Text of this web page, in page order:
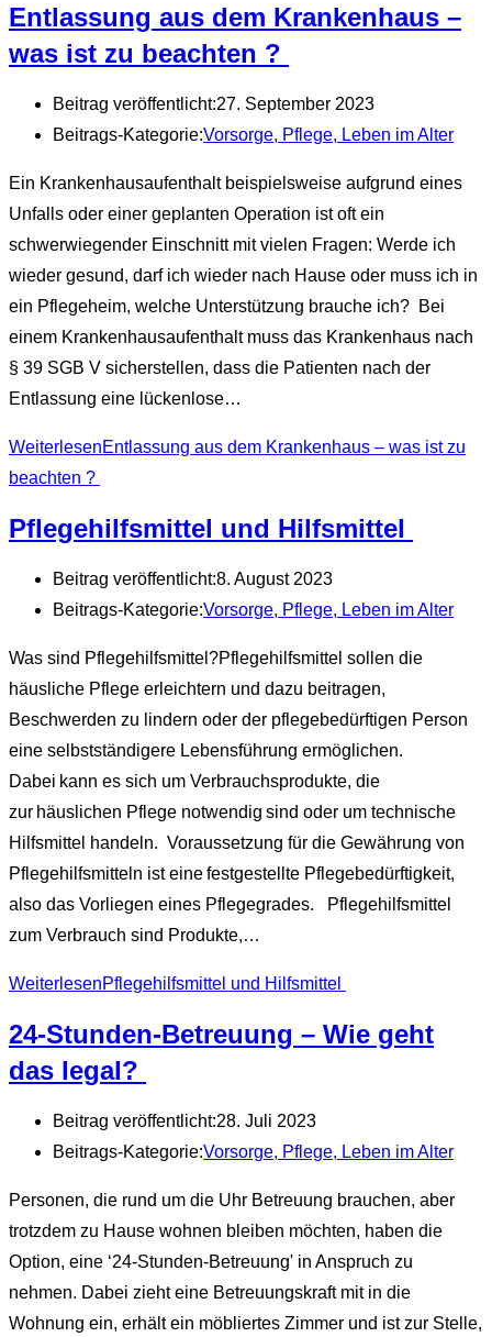
Entlassung aus dem Krankenhaus –
was ist zu beachten ?
Beitrag veröffentlicht:27. September 2023
Beitrags-Kategorie:Vorsorge, Pflege, Leben im Alter
Ein Krankenhausaufenthalt beispielsweise aufgrund eines
Unfalls oder einer geplanten Operation ist oft ein
schwerwiegender Einschnitt mit vielen Fragen: Werde ich
wieder gesund, darf ich wieder nach Hause oder muss ich in
ein Pflegeheim, welche Unterstützung brauche ich? Bei
einem Krankenhausaufenthalt muss das Krankenhaus nach
§ 39 SGB V sicherstellen, dass die Patienten nach der
Entlassung eine lückenlose…
WeiterlesenEntlassung aus dem Krankenhaus – was ist zu
beachten ?
Pflegehilfsmittel und Hilfsmittel
Beitrag veröffentlicht:8. August 2023
Beitrags-Kategorie:Vorsorge, Pflege, Leben im Alter
Was sind Pflegehilfsmittel?Pflegehilfsmittel sollen die
häusliche Pflege erleichtern und dazu beitragen,
Beschwerden zu lindern oder der pflegebedürftigen Person
eine selbstständigere Lebensführung ermöglichen.
Dabei kann es sich um Verbrauchsprodukte, die
zur häuslichen Pflege notwendig sind oder um technische
Hilfsmittel handeln. Voraussetzung für die Gewährung von
Pflegehilfsmitteln ist eine festgestellte Pflegebedürftigkeit,
also das Vorliegen eines Pflegegrades. Pflegehilfsmittel
zum Verbrauch sind Produkte,…
WeiterlesenPflegehilfsmittel und Hilfsmittel
24-Stunden-Betreuung – Wie geht
das legal?
Beitrag veröffentlicht:28. Juli 2023
Beitrags-Kategorie:Vorsorge, Pflege, Leben im Alter
Personen, die rund um die Uhr Betreuung brauchen, aber
trotzdem zu Hause wohnen bleiben möchten, haben die
Option, eine ‘24-Stunden-Betreuung' in Anspruch zu
nehmen. Dabei zieht eine Betreuungskraft mit in die
Wohnung ein, erhält ein möbliertes Zimmer und ist zur Stelle,